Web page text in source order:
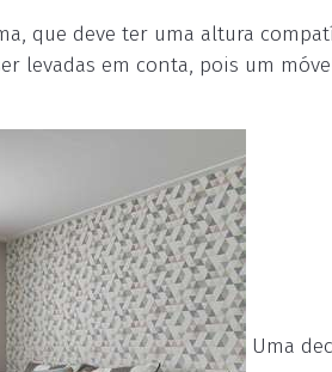
que deve ter uma altura
levadas em conta, pois um
Uma